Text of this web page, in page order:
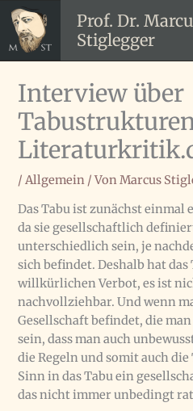
Zum
Inhalt
springen
Prof. Dr.
Stiglegger
Interview über
/Allgemein / VonMarcus
Das Tabu ist zunächst einmal
da sie gesellschaftlich
unterschiedlich sein, je
sich befindet. Deshalb hat das
willkürlichen Verbot, es ist
nachvollziehbar. Und wenn
Gesellschaft befindet, die
sein, dass man auch
die Regeln und somit auch
Sinn in das Tabu ein
das nicht immer unbedingt